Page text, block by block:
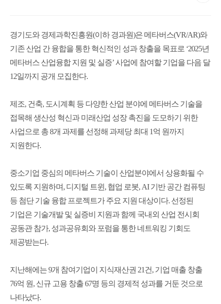
경기도와 경제과학진흥원(이하 경과원)은 메타버스(VR/AR)와
기존 산업 간 융합을 통한 혁신적인 성과 창출을 목표로 ‘2025년
메타버스 산업융합 지원 및 실증’ 사업에 참여할 기업을 다음 달
12일까지 공개 모집한다.
제조, 건축, 도시계획 등 다양한 산업 분야에 메타버스 기술을
접목해 생산성 혁신과 미래산업 성장 촉진을 도모하기 위한
사업으로 총 8개 과제를 선정해 과제당 최대 1억 원까지
지원한다.
중소기업 중심의 메타버스 기술이 산업분야에서 상용화될 수
있도록 지원하며, 디지털 트윈, 협업 로봇, AI 기반 공간 컴퓨팅
등 첨단 기술 융합 프로젝트가 주요 지원 대상이다. 선정된
기업은 기술개발 및 실증비 지원과 함께 국내외 산업 전시회
공동관 참가, 성과공유회와 포럼을 통한 네트워킹 기회도
제공받는다.
지난해에는 9개 참여기업이 지식재산권 21건, 기업 매출 창출
76억 원, 신규 고용 창출 67명 등의 경제적 성과를 거둔 것으로
나타났다.